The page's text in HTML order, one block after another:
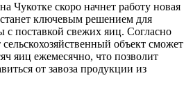
Чукотке скоро начнет работу новая
ключевым решением для
с поставкой свежих яиц. Согласно
объект сможет
яиц ежемесячно, что позволит
от завоза продукции из